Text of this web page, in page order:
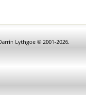
Lythgoe © 2001-2026.